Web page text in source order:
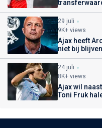
29 juli
9K+ views
Ajax heeft
niet bij blijven
24 juli
8K+ views
Ajax wil
Toni Fruk